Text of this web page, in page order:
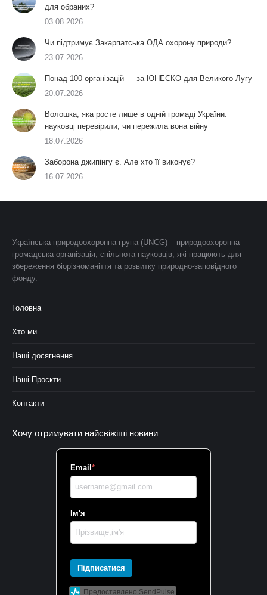
для обраних?
03.08.2026
Чи підтримує Закарпатська ОДА охорону природи?
23.07.2026
Понад 100 організацій — за ЮНЕСКО для Великого Лугу
20.07.2026
Волошка, яка росте лише в одній громаді України:
науковці перевірили, чи пережила вона війну
18.07.2026
Заборона джипінгу є. Але хто її виконує?
16.07.2026
Українська природоохоронна група (UNCG) – природоохоронна
громадська організація, спільнота науковців, які працюють для
збереження біорізноманіття та розвитку природно-заповідного
фонду.
Головна
Хто ми
Наші досягнення
Наші Проєкти
Контакти
Хочу отримувати найсвіжіші новини
Email *
Ім'я
Підписатися
Предоставлено SendPulse